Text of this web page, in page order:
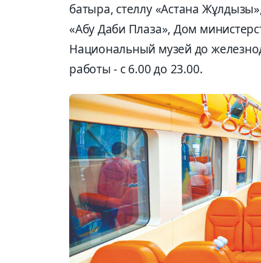
батыра, стеллу «Астана
«Абу Даби Плаза», Дом
Национальный музей до
работы - с 6.00 до 23.00.